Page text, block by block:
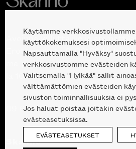
Avoinna kuluttajille ja
Erottajankatu 2, 00120 Helsinki
ma-pe 10 — 18
la 10-17
09 612 9440 |sales@skanno.fi
Skanno
Käytämme
käyttökokemuksesi
Napsauttamalla "Hyväksy"
verkkosivustomme evästeiden
Valitsemalla "Hylkää" sallit
välttämättömien evästeiden
sivuston toiminnallisuuksia ei
Jos haluat poistaa joitakin
evästeasetuksissa.
EVÄSTEASETUKSET